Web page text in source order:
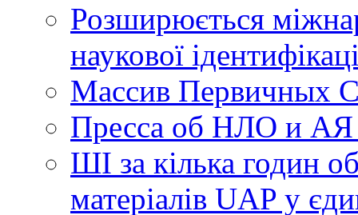
Розширюється
наукової
Массив Первичных
Пресса об НЛО и
ШІ за кілька годин
матеріалів UAP у